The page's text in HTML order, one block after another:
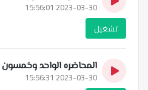
2023-03-30 15:56:01
تشغيل
المحاضره الواحد وخمسون
2023-03-30 15:56:31